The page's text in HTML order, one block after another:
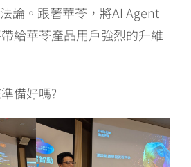
論。跟著華苓，將AI Agent
給華苓產品用戶強烈的升維
備好嗎?